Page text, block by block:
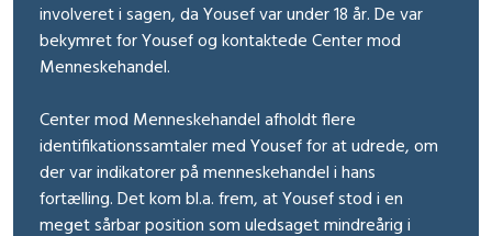
involveret i sagen, da Yousef var under 18 år. De var
bekymret for Yousef og kontaktede Center mod
Menneskehandel.
Center mod Menneskehandel afholdt flere
identifikationssamtaler med Yousef for at udrede, om
der var indikatorer på menneskehandel i hans
fortælling. Det kom bl.a. frem, at Yousef stod i en
meget sårbar position som uledsaget mindreårig i